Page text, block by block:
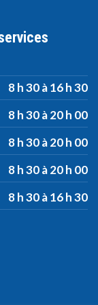
8 h 30 à 16 h 30
8 h 30 à 20 h 00
8 h 30 à 20 h 00
8 h 30 à 20 h 00
8 h 30 à 16 h 30